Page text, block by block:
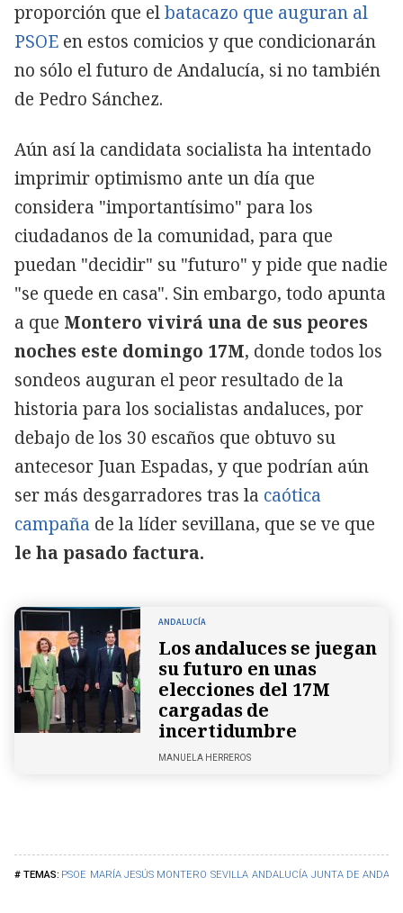
PSOE MARÍA JESÚS MONTERO SEVILLA ANDALUCÍA JUNTA DE
proporción que elbatacazo que auguran al
PSOE en estos comicios y que condicionarán
no sólo el futuro de Andalucía, si no también
de Pedro Sánchez.
Aún así la candidata socialista ha intentado
imprimir optimismo ante un día que
considera "importantísimo" para los
ciudadanos de la comunidad, para que
puedan "decidir" su "futuro" y pide que nadie
"se quede en casa". Sin embargo, todo apunta
a que Montero vivirá una de sus peores
noches este domingo 17M, donde todos los
sondeos auguran el peor resultado de la
historia para los socialistas andaluces, por
debajo de los 30 escaños que obtuvo su
antecesor Juan Espadas, y que podrían aún
ser más desgarradores tras la caótica
campaña de la líder sevillana, que se ve que
le ha pasado factura.
ANDALUCÍA
Los andaluces se juegan
su futuro en unas
elecciones del 17M
cargadas de
incertidumbre
MANUELA HERREROS